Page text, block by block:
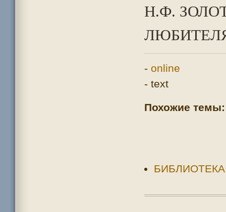
Н.Ф.
- online
- text
Похожие темы:
БИБЛИОТЕКА